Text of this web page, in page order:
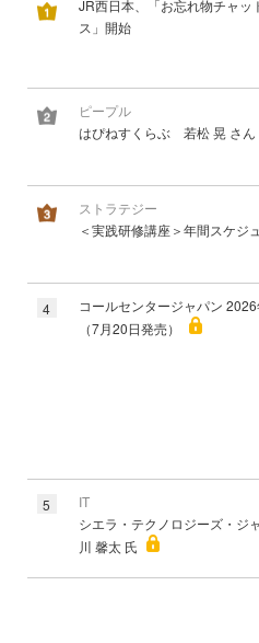
JR西日本、「お忘れ物チャッ
ス」開始
ピープル
はぴねすくらぶ 若松 晃 さん
ストラテジー
＜実践研修講座＞年間スケジ
4
コールセンタージャパン
（7月20日発売）
5
IT
シエラ・テクノロジーズ・
川 馨太 氏